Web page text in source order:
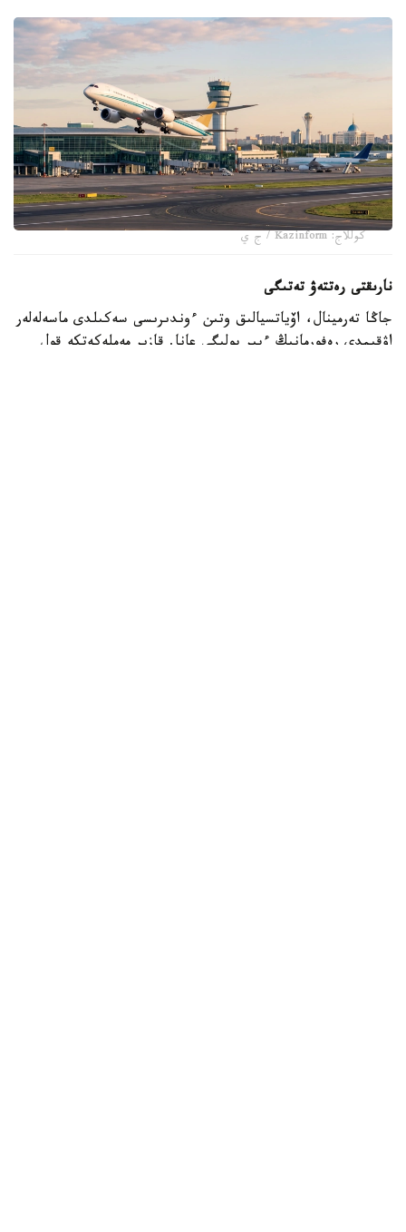
كوللاج: Kazinform / ج ي
نارىقتى رەتتەۋ تەتىگى
جاڭا تەرمينال، اۆياتسيالىق وتىن ءوندىرىسى سەكىلدى ماسەلەلەر
اۋقىمدى رەفورمانىڭ ءبىر بولىگى عانا. قازىر مەملەكەتكە قول